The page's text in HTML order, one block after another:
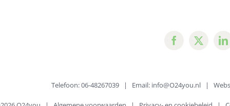
Telefoon: 06-48267039 | Email: info@O24you.nl|